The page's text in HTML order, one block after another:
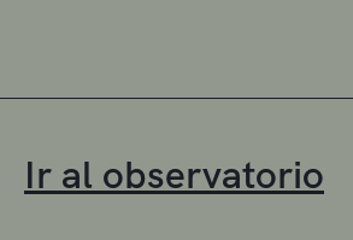
Ir al observatorio